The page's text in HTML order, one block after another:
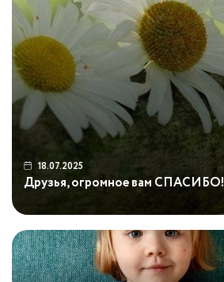
18.07.2025
Друзья, огромное вам СПАСИБО!